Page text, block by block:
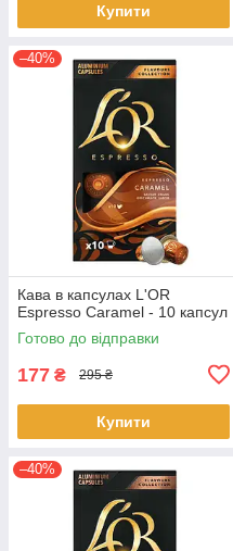
Купити
–40%
Кава в капсулах L'OR
Espresso Caramel - 10 капсул
Готово до відправки
177 ₴ 295 ₴
Купити
–40%